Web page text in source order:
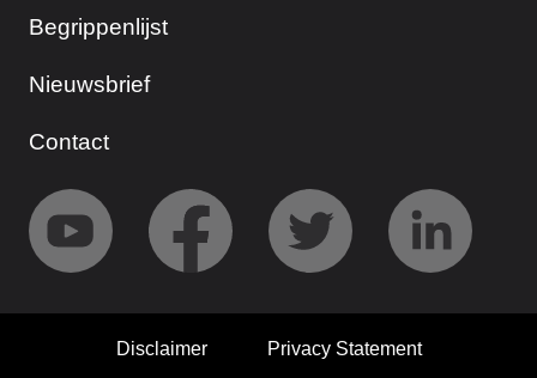
Begrippenlijst
Nieuwsbrief
Contact
Disclaimer Privacy Statement